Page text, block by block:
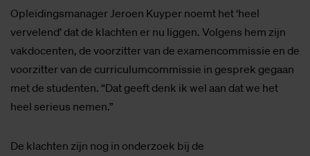
Opleidingsmanager Jeroen Kuyper noemt het ‘heel
vervelend’ dat de klachten er nu liggen. Volgens hem zijn
vakdocenten, de voorzitter van de examencommissie en de
voorzitter van de curriculumcommissie in gesprek gegaan
met de studenten. “Dat geeft denk ik wel aan dat we het
heel serieus nemen.”
De klachten zijn nog in onderzoek bij de